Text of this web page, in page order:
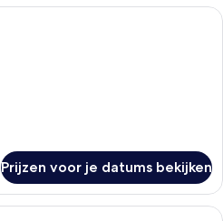
Een hotelkamer met twee bedden,
Prijzen voor je datums bekijken
Een hotelkamer met een bed, een